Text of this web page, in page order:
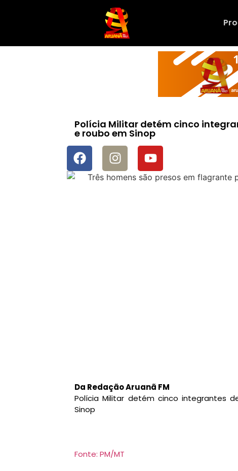
Polícia Militar detém cinco
e roubo em Sinop
Da Redação Aruanã FM
Polícia Militar detém cinco integrantes
Sinop
Fonte: PM/MT